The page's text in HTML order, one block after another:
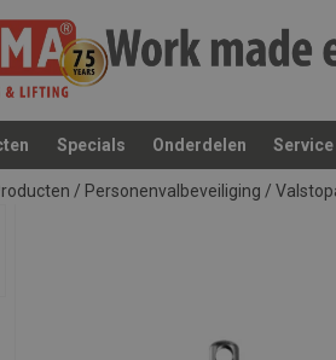
Specials Onderdelen Service
aan uw offerte
/ Personenvalbeveiliging /